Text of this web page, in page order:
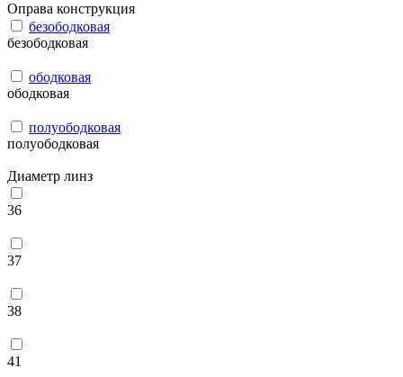
Оправа конструкция
безободковая
безободковая
ободковая
ободковая
полуободковая
полуободковая
Диаметр линз
36
37
38
41